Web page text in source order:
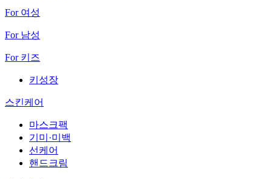
For 여성
For 남성
For 키즈
키성장
스킨케어
마스크팩
기미·미백
선케어
핸드크림